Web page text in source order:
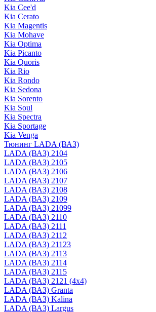
Kia Cee'd
Kia Cerato
Kia Magentis
Kia Mohave
Kia Optima
Kia Picanto
Kia Quoris
Kia Rio
Kia Rondo
Kia Sedona
Kia Sorento
Kia Soul
Kia Spectra
Kia Sportage
Kia Venga
Тюнинг LADA (ВАЗ)
LADA (ВАЗ) 2104
LADA (ВАЗ) 2105
LADA (ВАЗ) 2106
LADA (ВАЗ) 2107
LADA (ВАЗ) 2108
LADA (ВАЗ) 2109
LADA (ВАЗ) 21099
LADA (ВАЗ) 2110
LADA (ВАЗ) 2111
LADA (ВАЗ) 2112
LADA (ВАЗ) 21123
LADA (ВАЗ) 2113
LADA (ВАЗ) 2114
LADA (ВАЗ) 2115
LADA (ВАЗ) 2121 (4x4)
LADA (ВАЗ) Granta
LADA (ВАЗ) Kalina
LADA (ВАЗ) Largus